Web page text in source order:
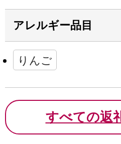
アレルギー品目
りんご
すべての返